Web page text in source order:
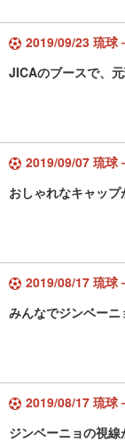
2019/09/23 琉球
JICAのブースで、
2019/09/07 琉球
おしゃれなキャッ
2019/08/17 琉球
みんなでジンベーニ
2019/08/17 琉球
ジンベーニョの視